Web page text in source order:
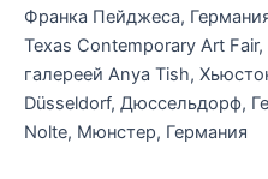
Франка Пейджеса,
Texas Contemporary Art
галереей Anya Tish,
Düsseldorf, Дюссельдорф,
Nolte, Мюнстер, Германия